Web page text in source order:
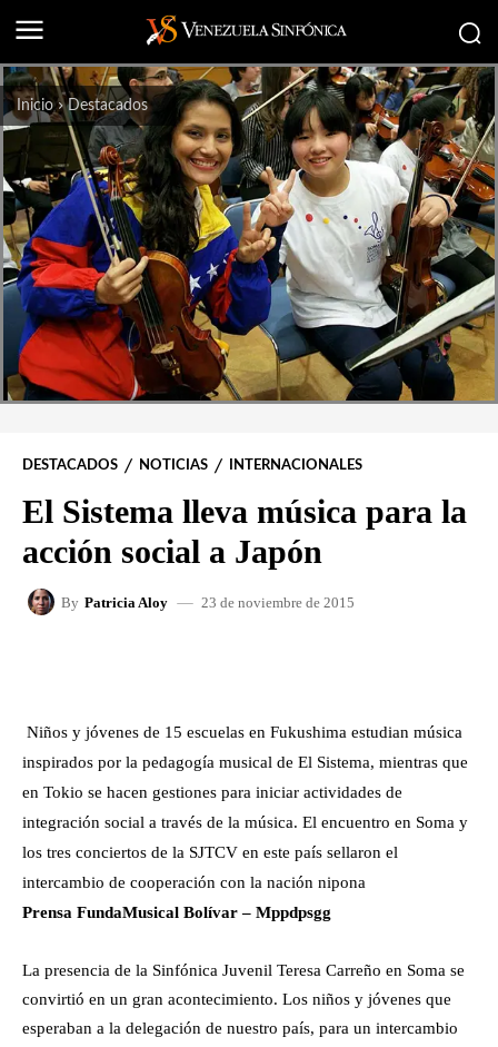
Inicio Destacados
DESTACADOS NOTICIAS INTERNACIONALES
El Sistema lleva música para la
acción social a Japón
By Patricia Aloy 23 de noviembre de 2015
Niños y jóvenes de 15 escuelas en Fukushima estudian música
inspirados por la pedagogía musical de El Sistema, mientras que
en Tokio se hacen gestiones para iniciar actividades de
integración social a través de la música. El encuentro en Soma y
los tres conciertos de la SJTCV en este país sellaron el
intercambio de cooperación con la nación nipona
Prensa FundaMusical Bolívar – Mppdpsgg
La presencia de la Sinfónica Juvenil Teresa Carreño en Soma se
convirtió en un gran acontecimiento. Los niños y jóvenes que
esperaban a la delegación de nuestro país, para un intercambio